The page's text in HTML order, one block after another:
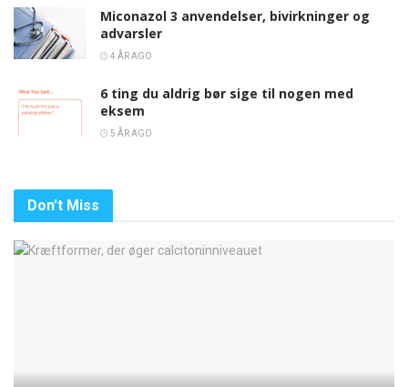
Miconazol 3 anvendelser, bivirkninger og
advarsler
4 ÅR AGO
6 ting du aldrig bør sige til nogen med
eksem
5 ÅR AGO
Don't Miss